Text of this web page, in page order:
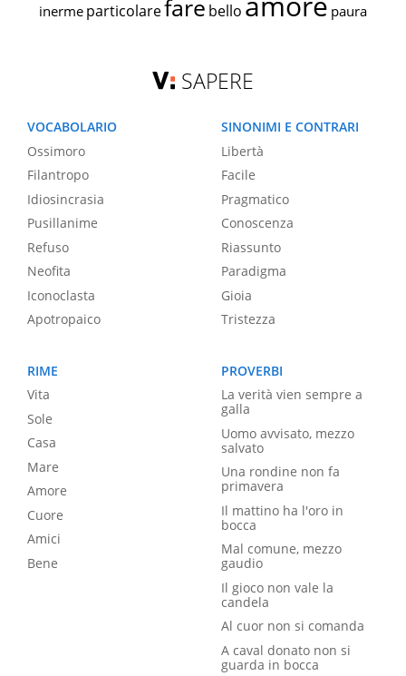
inerme particolarefare bello paura
SAPERE
VOCABOLARIO
Ossimoro
Filantropo
Idiosincrasia
Pusillanime
Refuso
Neofita
Iconoclasta
Apotropaico
SINONIMI E CONTRARI
Libertà
Facile
Pragmatico
Conoscenza
Riassunto
Paradigma
Gioia
Tristezza
RIME
Vita
Sole
Casa
Mare
Amore
Cuore
Amici
Bene
PROVERBI
La verità vien sempre a
galla
Uomo avvisato, mezzo
salvato
Una rondine non fa
primavera
Il mattino ha l'oro in
bocca
Mal comune, mezzo
gaudio
Il gioco non vale la
candela
Al cuor non si comanda
A caval donato non si
guarda in bocca